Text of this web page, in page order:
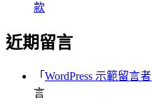
款
近期留言
「 WordPress 示範留言者
言